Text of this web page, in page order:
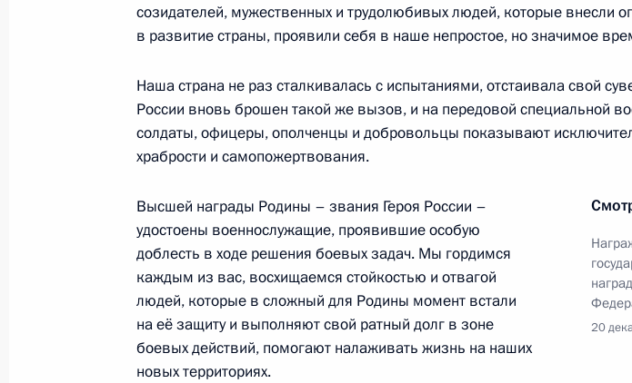
Встреча с врио губернатора Запорожской области Евгением
23 августа 2023 года, 01:50
Встреча с врио губернатора Запорожской области Евгением
6 апреля 2023 года, 14:00
Встреча с врио губернатора Запорожской области Евгением
Балицким
7 марта 2023 года, 20:00
созидателей, мужественных и трудолюбивых людей, которые внесли
в развитие страны, проявили себя в наше непростое, но значимое
Наша страна не раз сталкивалась с испытаниями, отстаивала свой
России вновь брошен такой же вызов, и на передовой специальной
солдаты, офицеры, ополченцы и добровольцы показывают
храбрости и самопожертвования.
20
Высшей награды Родины – звания Героя России –
удостоены военнослужащие, проявившие особую
доблесть в ходе решения боевых задач. Мы гордимся
каждым из вас, восхищаемся стойкостью и отвагой
людей, которые в сложный для Родины момент встали
на её защиту и выполняют свой ратный долг в зоне
боевых действий, помогают налаживать жизнь на наших
новых территориях.